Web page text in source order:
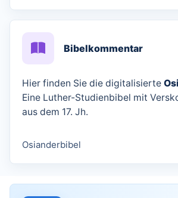
Bibelkommentar
Hier finden Sie die digitalisierte
Eine Luther-Studienbibel mit
aus dem 17. Jh.
Osianderbibel